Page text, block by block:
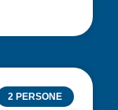
2 PERSONE